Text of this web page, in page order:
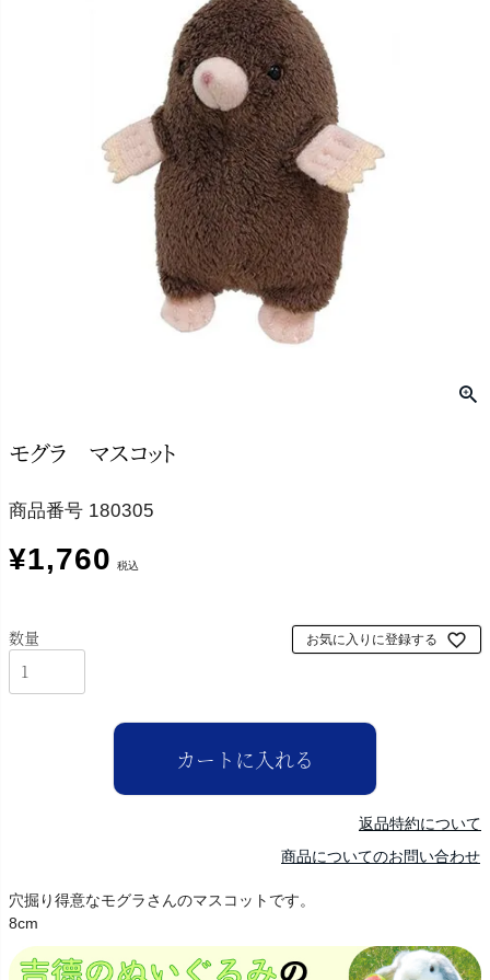
モグラ マスコット
商品番号 180305
¥1,760 税込
お気に入りに登録する
カートに入れる
返品特約について
商品についてのお問い合わせ
穴掘り得意なモグラさんのマスコットです。
8cm